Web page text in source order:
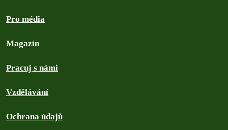
Pro média
Magazín
Pracuj s námi
Vzdělávání
Ochrana údajů